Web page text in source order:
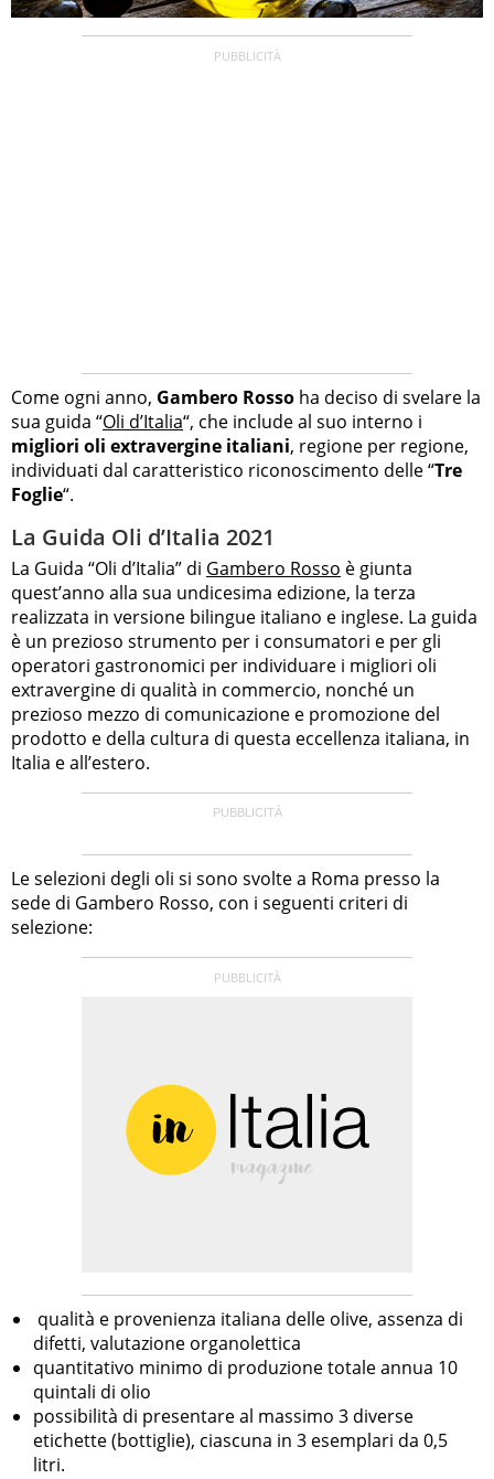
Come ogni anno, Gambero Rosso ha deciso di svelare la
sua guida “Oli d’Italia“, che include al suo interno i
migliori oli extravergine italiani, regione per regione,
individuati dal caratteristico riconoscimento delle “Tre
Foglie“.
La Guida Oli d’Italia 2021
La Guida “Oli d’Italia” di Gambero Rosso è giunta
quest’anno alla sua undicesima edizione, la terza
realizzata in versione bilingue italiano e inglese. La guida
è un prezioso strumento per i consumatori e per gli
operatori gastronomici per individuare i migliori oli
extravergine di qualità in commercio, nonché un
prezioso mezzo di comunicazione e promozione del
prodotto e della cultura di questa eccellenza italiana, in
Italia e all’estero.
Le selezioni degli oli si sono svolte a Roma presso la
sede di Gambero Rosso, con i seguenti criteri di
selezione:
qualità e provenienza italiana delle olive, assenza di
difetti, valutazione organolettica
quantitativo minimo di produzione totale annua 10
quintali di olio
possibilità di presentare al massimo 3 diverse
etichette (bottiglie), ciascuna in 3 esemplari da 0,5
litri.